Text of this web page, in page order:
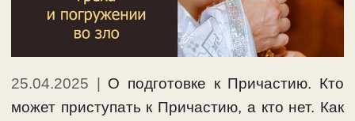
25.04.2025 | О подготовке к Причастию. Кто
может приступать к Причастию, а кто нет. Как